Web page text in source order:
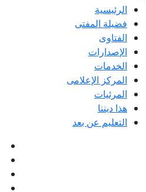
الرئيسية
فضيلة المفتى
الفتاوى
الإصدارات
الخدمات
المركز الإعلامى
المرئيات
هذا ديننا
التعليم عن بعد